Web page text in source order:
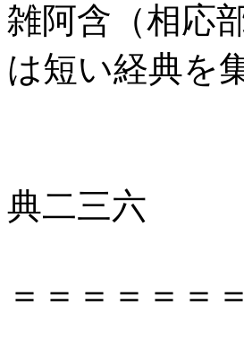
雑阿含（相応
は短い経典を
典二三六
＝＝＝＝＝＝